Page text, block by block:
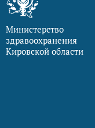
Министерство
здравоохранения
Кировской области